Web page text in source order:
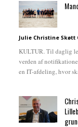
Julie Christine Skøtt
KULTUR. Til daglig
verden af
en IT-afdeling, hvor